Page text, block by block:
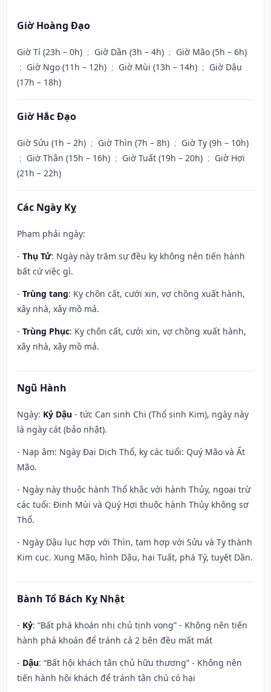
Giờ Hoàng Đạo
Giờ Tí (23h – 0h) ; Giờ Dần (3h – 4h) ; Giờ Mão (5h – 6h)
; Giờ Ngọ (11h – 12h) ; Giờ Mùi (13h – 14h) ; Giờ Dậu
(17h – 18h)
Giờ Hắc Đạo
Giờ Sửu (1h – 2h) ; Giờ Thìn (7h – 8h) ; Giờ Tỵ (9h – 10h)
; Giờ Thân (15h – 16h) ; Giờ Tuất (19h – 20h) ; Giờ Hợi
(21h – 22h)
Các Ngày Kỵ
Phạm phải ngày:
- Thụ Tử: Ngày này trăm sự đều kỵ không nên tiến hành
bất cứ việc gì.
- Trùng tang: Kỵ chôn cất, cưới xin, vợ chồng xuất hành,
xây nhà, xây mồ mả.
- Trùng Phục: Kỵ chôn cất, cưới xin, vợ chồng xuất hành,
xây nhà, xây mồ mả.
Ngũ Hành
Ngày: Kỷ Dậu - tức Can sinh Chi (Thổ sinh Kim), ngày này
là ngày cát (bảo nhật).
- Nạp âm: Ngày Đại Dịch Thổ, kỵ các tuổi: Quý Mão và Ất
Mão.
- Ngày này thuộc hành Thổ khắc với hành Thủy, ngoại trừ
các tuổi: Đinh Mùi và Quý Hợi thuộc hành Thủy không sợ
Thổ.
- Ngày Dậu lục hợp với Thìn, tam hợp với Sửu và Tỵ thành
Kim cục. Xung Mão, hình Dậu, hại Tuất, phá Tý, tuyệt Dần.
Bành Tổ Bách Kỵ Nhật
- Kỷ: “Bất phá khoán nhị chủ tịnh vong” - Không nên tiến
hành phá khoán để tránh cả 2 bên đều mất mát
- Dậu: “Bất hội khách tân chủ hữu thương” - Không nên
tiến hành hội khách để tránh tân chủ có hại